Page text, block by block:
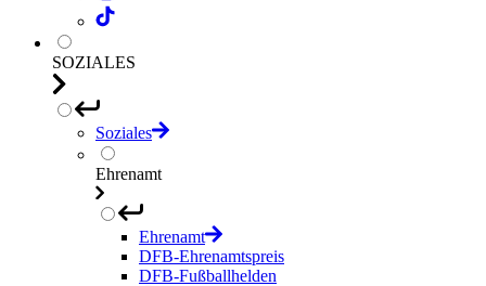
SOZIALES
Soziales
Ehrenamt
Ehrenamt
DFB-Ehrenamtspreis
DFB-Fußballhelden